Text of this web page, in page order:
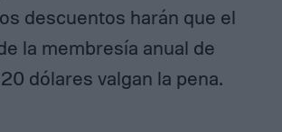
descuentos harán que el
la membresía anual de
dólares valgan la pena.